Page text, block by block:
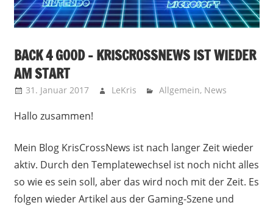
BACK 4 G00D – KRISCROSSNEWS IST WIEDER
AM START
31. Januar 2017 LeKris Allgemein, News
Hallo zusammen!
Mein Blog KrisCrossNews ist nach langer Zeit wieder
aktiv. Durch den Templatewechsel ist noch nicht alles
so wie es sein soll, aber das wird noch mit der Zeit. Es
folgen wieder Artikel aus der Gaming-Szene und